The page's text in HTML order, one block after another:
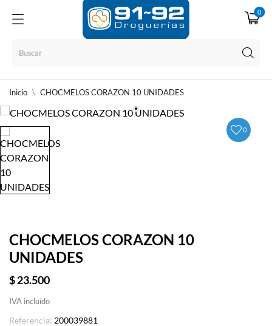
0
Inicio CHOCMELOS CORAZON 10 UNIDADES
0
CHOCMELOS CORAZON 10
UNIDADES
$ 23.500
IVA incluído
Referencia: 200039881